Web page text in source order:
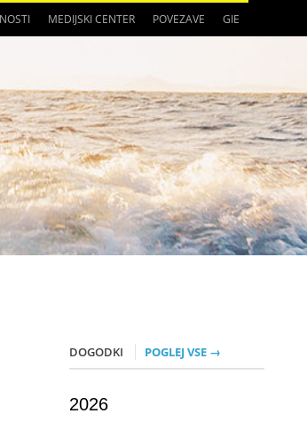
MEDIJSKI CENTER POVEZAVE GIE
DOGODKI POGLEJ VSE →
2026